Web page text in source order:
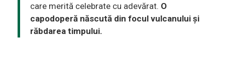
care merită celebrate cu adevărat. O
capodoperă născută din focul vulcanului și
răbdarea timpului.